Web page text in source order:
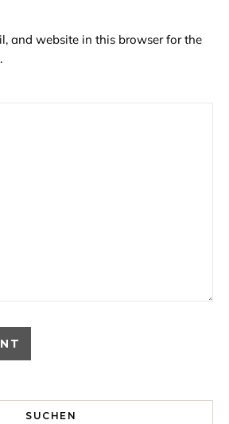
and website in this browser for the
SUCHEN